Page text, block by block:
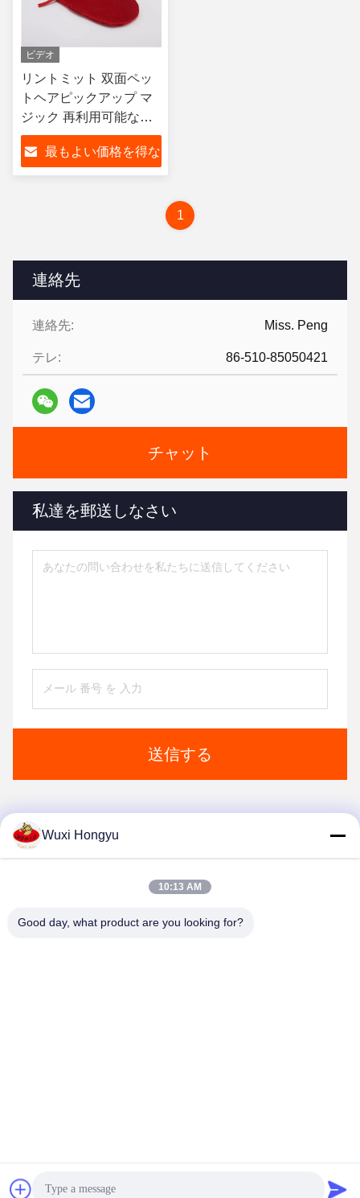
連絡先
連絡先: Miss. Peng
テレ: 86-510-85050421
チャット
私達を郵送しなさい
送信する
ビデオ
リントミット 双面ペッ
トヘアピックアップ マ
ジック 再利用可能な猫
犬ヘアリミューサー 自
浄化脱毛手袋
最もよい価格を得な
1
2026 chinahonco.com すべての権利は保護されています.
Wuxi Hongyu
10:13 AM
Good day, what product are you looking for?